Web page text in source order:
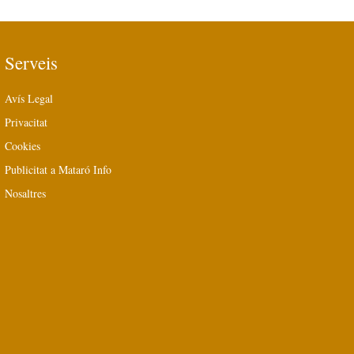
Serveis
Avís Legal
Privacitat
Cookies
Publicitat a Mataró Info
Nosaltres